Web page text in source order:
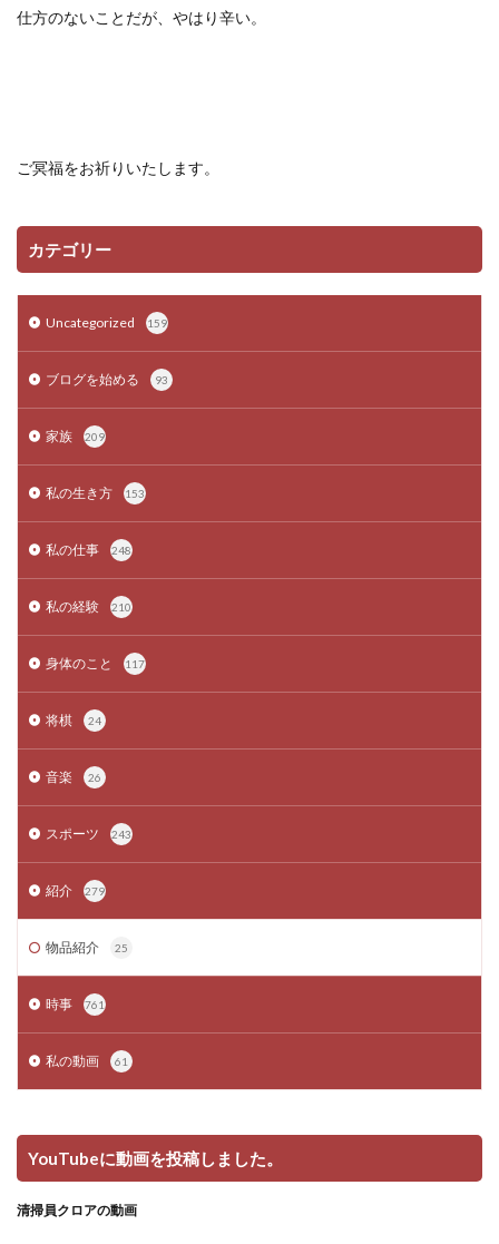
仕方のないことだが、やはり辛い。
ご冥福をお祈りいたします。
カテゴリー
Uncategorized 159
ブログを始める 93
家族 209
私の生き方 153
私の仕事 248
私の経験 210
身体のこと 117
将棋 24
音楽 26
スポーツ 243
紹介 279
物品紹介 25
時事 761
私の動画 61
YouTubeに動画を投稿しました。
清掃員クロアの動画